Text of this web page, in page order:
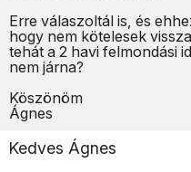
Erre válaszoltál is, és
hogy nem kötelesek
tehát a 2 havi felmondási
nem járna?
Köszönöm
Ágnes
Kedves Ágnes